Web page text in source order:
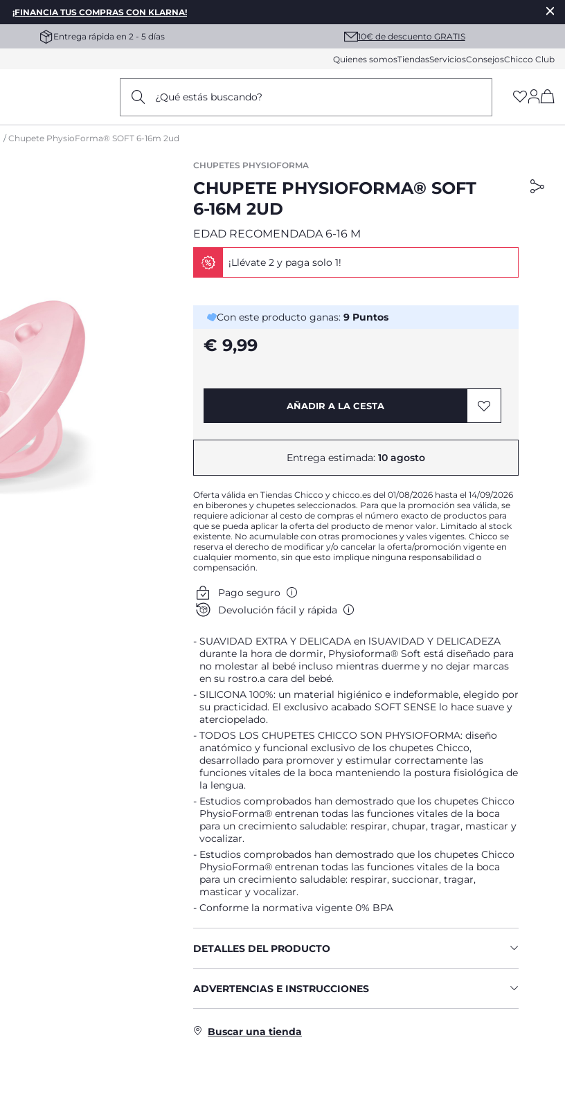
¡FINANCIA TUS COMPRAS CON KLARNA!
Entrega rápida en 2 - 5 días 10€ de descuento GRATIS
Quienes somosTiendasServiciosConsejosChicco Club
¿Qué estás buscando?
Chupete PhysioForma® SOFT 6-16m 2ud
CHUPETES PHYSIOFORMA
CHUPETE PHYSIOFORMA® SOFT
6-16M 2UD
EDAD RECOMENDADA 6-16 M
¡Llévate 2 y paga solo 1!
Con este producto ganas: 9 Puntos
€ 9,99
AÑADIR A LA CESTA
Entrega estimada: 10 agosto
Oferta válida en Tiendas Chicco y chicco.es del 01/08/2026 hasta el 14/09/2026
en biberones y chupetes seleccionados. Para que la promoción sea válida, se
requiere adicionar al cesto de compras el número exacto de productos para
que se pueda aplicar la oferta del producto de menor valor. Limitado al stock
existente. No acumulable con otras promociones y vales vigentes. Chicco se
reserva el derecho de modificar y/o cancelar la oferta/promoción vigente en
cualquier momento, sin que esto implique ninguna responsabilidad o
compensación.
Pago seguro
Devolución fácil y rápida
SUAVIDAD EXTRA Y DELICADA en lSUAVIDAD Y DELICADEZA
durante la hora de dormir, Physioforma® Soft está diseñado para
no molestar al bebé incluso mientras duerme y no dejar marcas
en su rostro.a cara del bebé.
SILICONA 100%: un material higiénico e indeformable, elegido por
su practicidad. El exclusivo acabado SOFT SENSE lo hace suave y
aterciopelado.
TODOS LOS CHUPETES CHICCO SON PHYSIOFORMA: diseño
anatómico y funcional exclusivo de los chupetes Chicco,
desarrollado para promover y estimular correctamente las
funciones vitales de la boca manteniendo la postura fisiológica de
la lengua.
Estudios comprobados han demostrado que los chupetes Chicco
PhysioForma® entrenan todas las funciones vitales de la boca
para un crecimiento saludable: respirar, chupar, tragar, masticar y
vocalizar.
Estudios comprobados han demostrado que los chupetes Chicco
PhysioForma® entrenan todas las funciones vitales de la boca
para un crecimiento saludable: respirar, succionar, tragar,
masticar y vocalizar.
Conforme la normativa vigente 0% BPA
DETALLES DEL PRODUCTO
ADVERTENCIAS E INSTRUCCIONES
Buscar una tienda